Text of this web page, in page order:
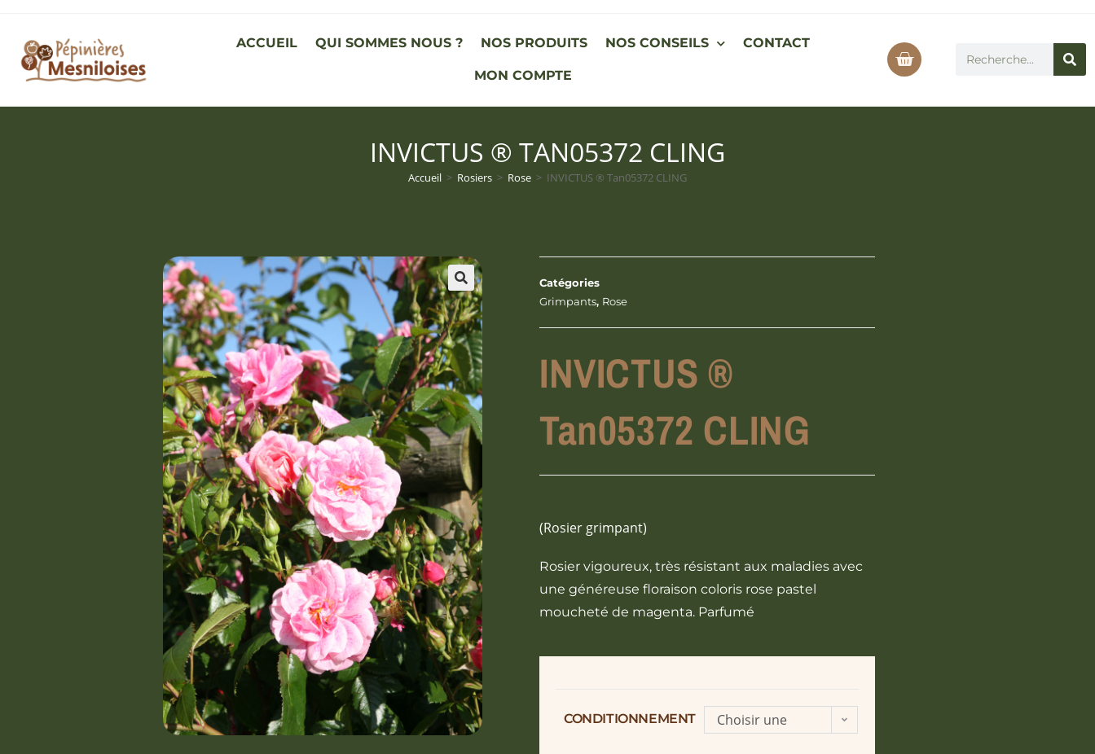
ACCUEIL QUI SOMMES NOUS ? NOS PRODUITS NOS CONSEILS CONTACT
MON COMPTE
INVICTUS ® TAN05372 CLING
Accueil > Rosiers > Rose > INVICTUS ® Tan05372 CLING
Catégories
Grimpants, Rose
INVICTUS ®
Tan05372 CLING
(Rosier grimpant)
Rosier vigoureux, très résistant aux maladies avec
une généreuse floraison coloris rose pastel
moucheté de magenta. Parfumé
CONDITIONNEMENT
Choisir une